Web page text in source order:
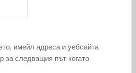
имейл адреса и уебсайта
за следващия път когато